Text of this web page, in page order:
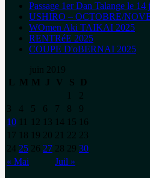
Passage 1er Dan Talange le
USHIRO – OCTOBRE/
WOmen Aki TAIKAI 2025
RENTRéE 2025
COUPE D'oBERNAI 2025
juin 2019
L
M M J V S D
« Mai Juil »
2
3
4 5 6 7 8
9
10
12 13 14 15
16
17
18 19 20 21 22
23
24 25 26 27 28 29 30